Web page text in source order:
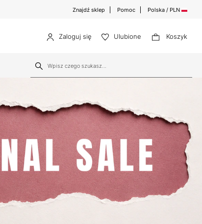
Znajdź sklep Pomoc Polska / PLN
Zaloguj się Ulubione Koszyk